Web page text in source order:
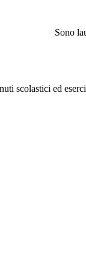
Sono
scolastici ed